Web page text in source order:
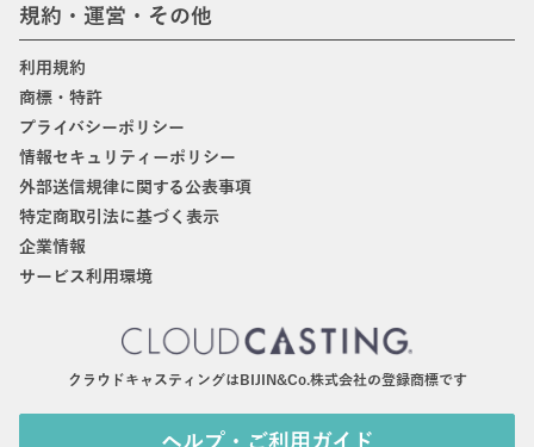
規約・運営・その他
利用規約
商標・特許
プライバシーポリシー
情報セキュリティーポリシー
外部送信規律に関する公表事項
特定商取引法に基づく表示
企業情報
サービス利用環境
クラウドキャスティングはBIJIN&Co.株式会社の登録商標です
ヘルプ・ご利用ガイド